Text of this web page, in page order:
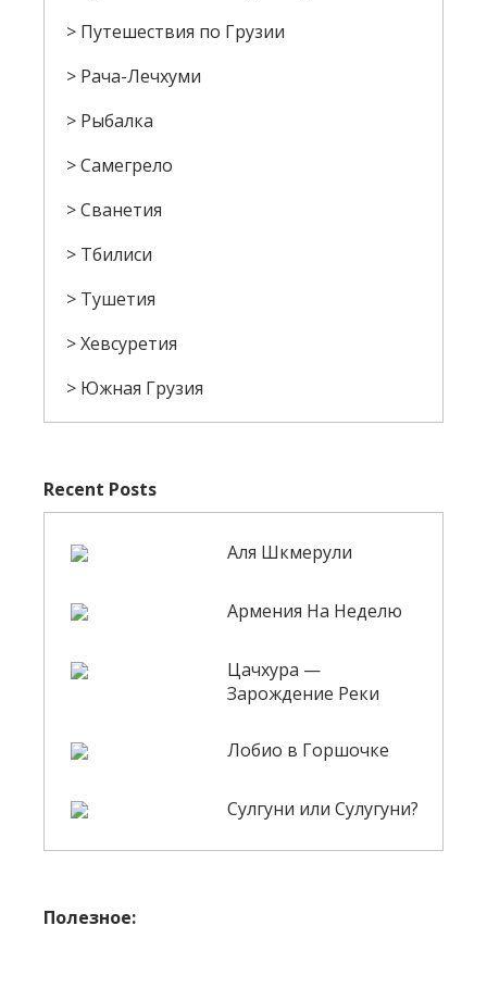
Путешествия по Грузии
Рача-Лечхуми
Рыбалка
Самегрело
Сванетия
Тбилиси
Тушетия
Хевсуретия
Южная Грузия
Recent Posts
Аля Шкмерули
Армения На Неделю
Цачхура —
Зарождение Реки
Лобио в Горшочке
Сулгуни или Сулугуни?
Полезное: